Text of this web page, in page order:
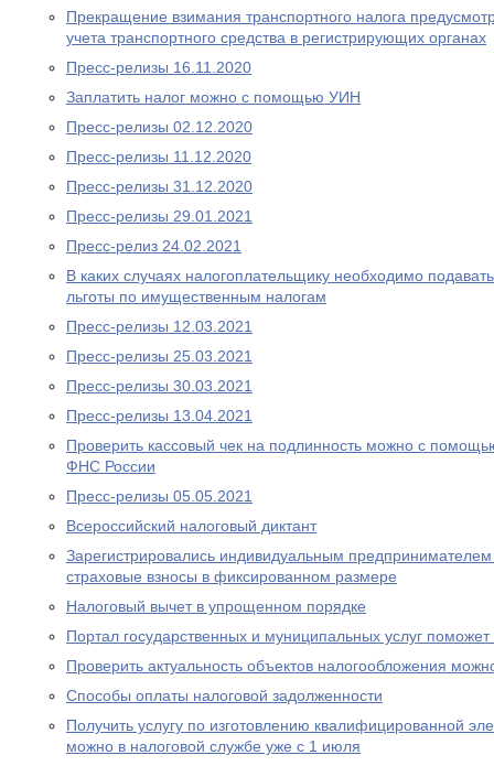
Прекращение взимания транспортного налога
учета транспортного средства в регистрирующих органах
Пресс-релизы 16.11.2020
Заплатить налог можно с помощью УИН
Пресс-релизы 02.12.2020
Пресс-релизы 11.12.2020
Пресс-релизы 31.12.2020
Пресс-релизы 29.01.2021
Пресс-релиз 24.02.2021
В каких случаях налогоплательщику необходимо
льготы по имущественным налогам
Пресс-релизы 12.03.2021
Пресс-релизы 25.03.2021
Пресс-релизы 30.03.2021
Пресс-релизы 13.04.2021
Проверить кассовый чек на подлинность можно с
ФНС России
Пресс-релизы 05.05.2021
Всероcсийский налоговый диктант
Зарегистрировались индивидуальным
страховые взносы в фиксированном размере
Налоговый вычет в упрощенном порядке
Портал государственных и муниципальных услуг
Проверить актуальность объектов налогообложения
Способы оплаты налоговой задолженности
Получить услугу по изготовлению квалифицированной
можно в налоговой службе уже с 1 июля